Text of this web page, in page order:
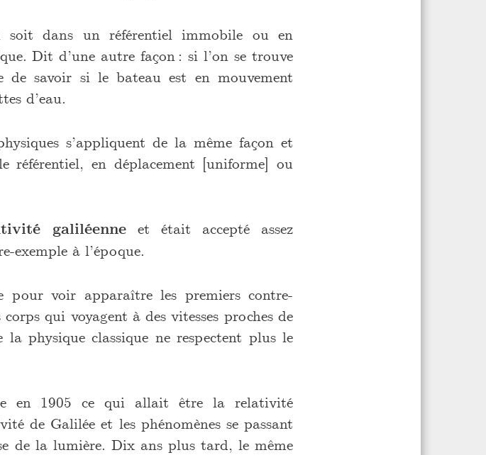
soit dans un référentiel immobile ou en
Dit d’une autre façon : si l’on se trouve
de savoir si le bateau est en mouvement
d’eau.
s’appliquent de la même façon et
référentiel, en déplacement [uniforme] ou
galiléenne et était accepté assez
exemple à l’époque.
voir apparaître les premiers contre-
qui voyagent à des vitesses proches de
physique classique ne respectent plus le
en 1905 ce qui allait être la relativité
de Galilée et les phénomènes se passant
de la lumière. Dix ans plus tard, le même